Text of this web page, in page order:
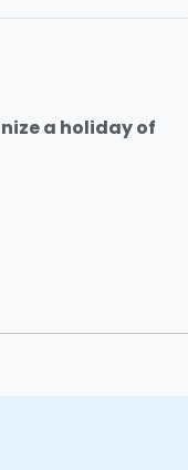
a holiday of